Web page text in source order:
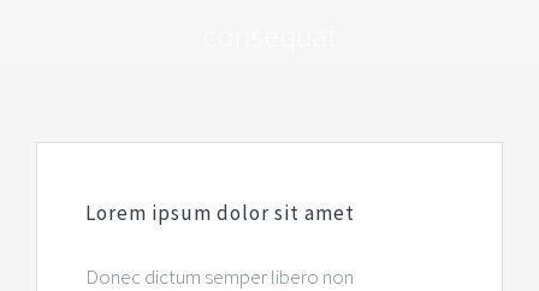
Lorem ipsum dolor sit amet
Donec dictum semper libero non